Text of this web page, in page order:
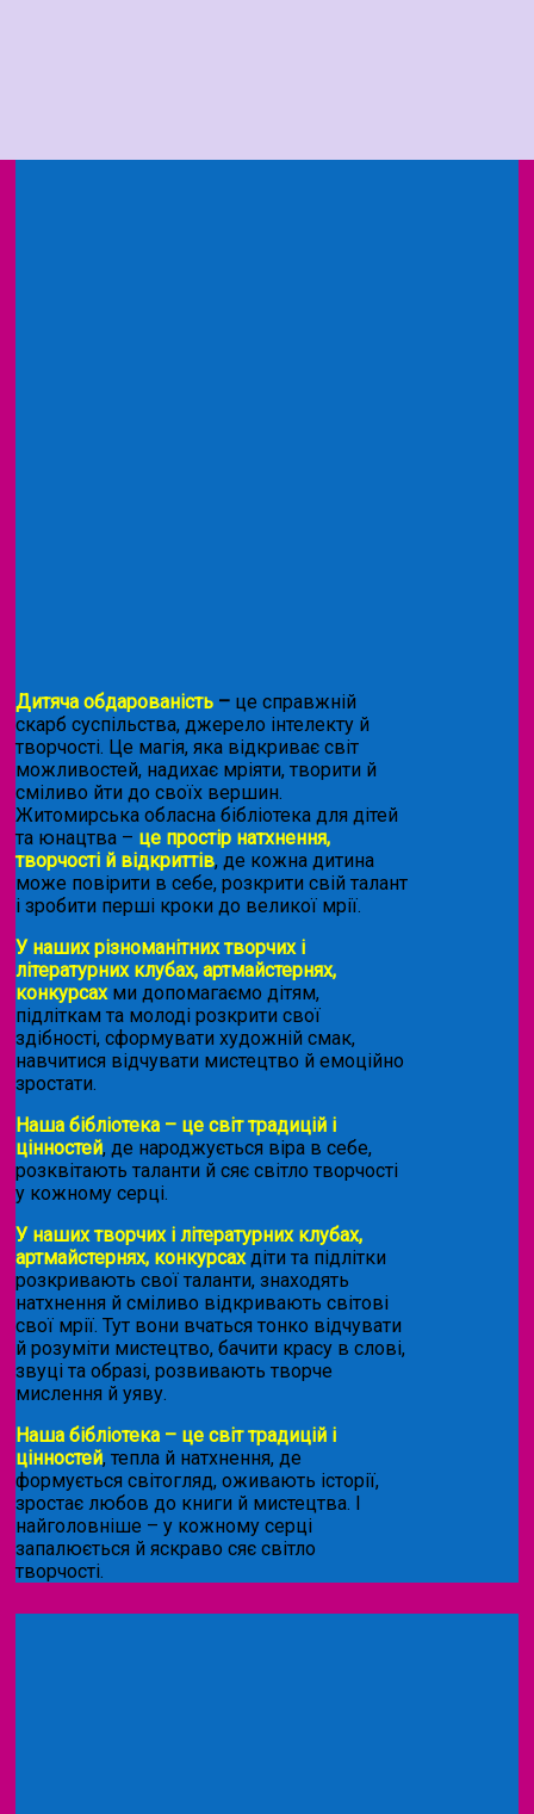
Дитяча обдарованість – це справжній
скарб суспільства, джерело інтелекту й
творчості. Це магія, яка відкриває світ
можливостей, надихає мріяти, творити й
сміливо йти до своїх вершин.
Житомирська обласна бібліотека для дітей
та юнацтва – це простір натхнення,
творчості й відкриттів, де кожна дитина
може повірити в себе, розкрити свій талант
і зробити перші кроки до великої мрії.
У наших різноманітних творчих і
літературних клубах, артмайстернях,
конкурсахми допомагаємо дітям,
підліткам та молоді розкрити свої
здібності, сформувати художній смак,
навчитися відчувати мистецтво й емоційно
зростати.
Наша бібліотека – це світ традицій і
цінностей, де народжується віра в себе,
розквітають таланти й сяє світло творчості
у кожному серці.
У наших творчих і літературних клубах,
артмайстернях, конкурсахдіти та підлітки
розкривають свої таланти, знаходять
натхнення й сміливо відкривають світові
свої мрії. Тут вони вчаться тонко відчувати
й розуміти мистецтво, бачити красу в слові,
звуці та образі, розвивають творче
мислення й уяву.
Наша бібліотека – це світ традицій і
цінностей, тепла й натхнення, де
формується світогляд, оживають історії,
зростає любов до книги й мистецтва. І
найголовніше – у кожному серці
запалюється й яскраво сяє світло
творчості.